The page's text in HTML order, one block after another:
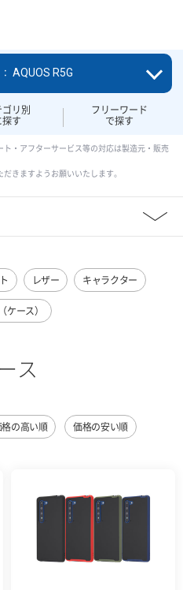
リ別
探す
フリーワード
で探す
AQUOS R5G
・アフターサービス等の対応は製造元・販売
きますようお願いいたします。
レザー キャラクター
ケース）
ス
格の高い順 価格の安い順